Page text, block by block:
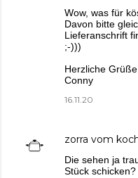
Wow, was für
Davon bitte
Lieferanschrift
;-)))
Herzliche Grüße
Conny
16.11.20
zorra vom
Die sehen ja
Stück